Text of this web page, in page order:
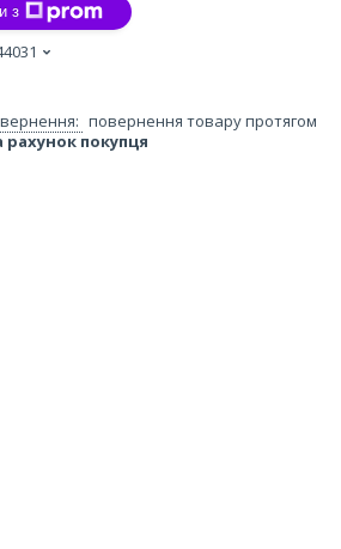
з
повернення товару протягом
рахунок покупця